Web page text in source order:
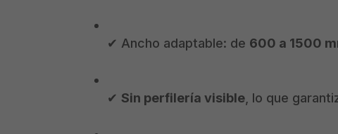
✔ Ancho adaptable: de 600 a 1500
✔Sin perfilería visible , lo que